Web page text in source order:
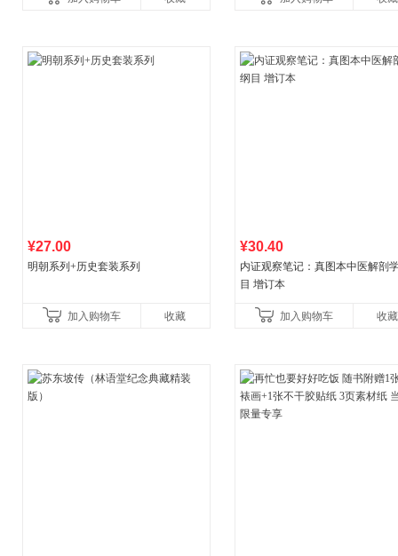
¥27.00
明朝系列+历史套装系列
加入购物车 收藏
¥30.40
内证观察笔记：真图本中医解剖
目 增订本
加入购物车 收藏